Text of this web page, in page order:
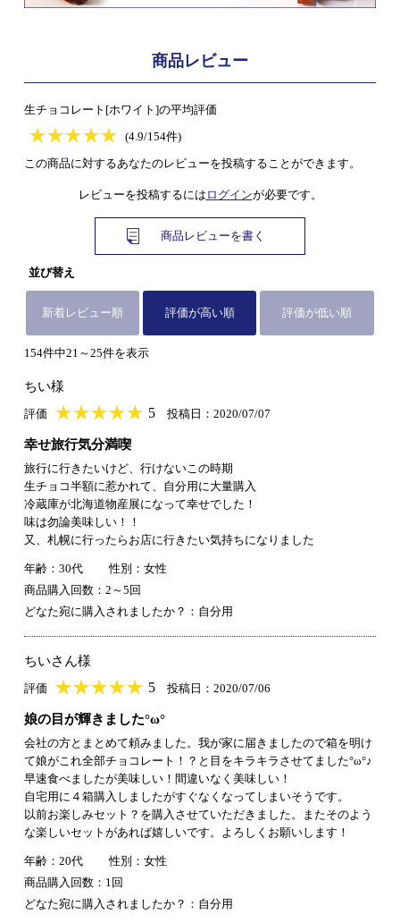
商品レビュー
生チョコレート[ホワイト]の平均評価
★★★★★
★★★★★
(4.9/154件)
この商品に対するあなたのレビューを投稿することができます。
レビューを投稿するには ログインが必要です。
商品レビューを書く
並び替え
新着レビュー順 評価が高い順 評価が低い順
154件中21～25件を表示
ちい様
評価 ★★★★★
★★★★★ 5 投稿日：2020/07/07
幸せ旅行気分満喫
旅行に行きたいけど、行けないこの時期
生チョコ半額に惹かれて、自分用に大量購入
冷蔵庫が北海道物産展になって幸せでした！
味は勿論美味しい！！
又、札幌に行ったらお店に行きたい気持ちになりました
年齢：30代
性別：女性
商品購入回数：2～5回
どなた宛に購入されましたか？：自分用
ちいさん様
評価 ★★★★★
★★★★★ 5 投稿日：2020/07/06
娘の目が輝きました°ω°
会社の方とまとめて頼みました。我が家に届きましたので箱を明け
て娘がこれ全部チョコレート！？と目をキラキラさせてました°ω°♪
早速食べましたが美味しい！間違いなく美味しい！
自宅用に４箱購入しましたがすぐなくなってしまいそうです。
以前お楽しみセット？を購入させていただきました。またそのよう
な楽しいセットがあれば嬉しいです。よろしくお願いします！
年齢：20代
性別：女性
商品購入回数：1回
どなた宛に購入されましたか？：自分用